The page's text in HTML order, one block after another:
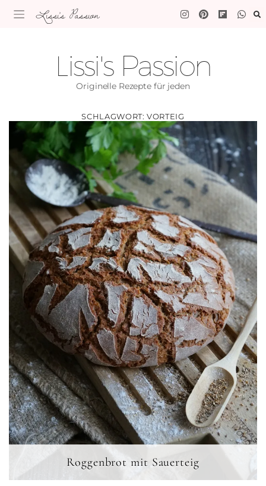
Lissi's Passion
Lissi's Passion
Originelle Rezepte für jeden
SCHLAGWORT:VORTEIG
Roggenbrot mit Sauerteig